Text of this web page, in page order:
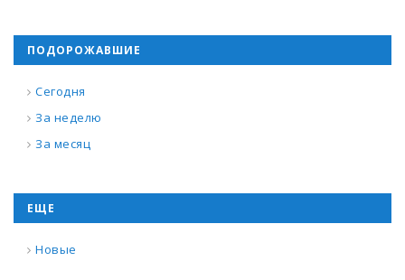
ПОДОРОЖАВШИЕ
Сегодня
За неделю
За месяц
ЕЩЕ
Новые